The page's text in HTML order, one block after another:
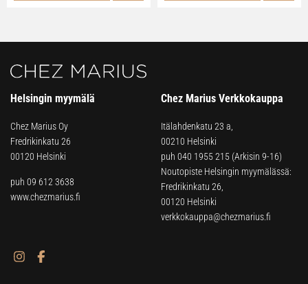
Helsingin myymälä
Chez Marius Oy
Fredrikinkatu 26
00120 Helsinki
puh 09 612 3638
www.chezmarius.fi
Chez Marius Verkkokauppa
Itälahdenkatu 23 a,
00210 Helsinki
puh 040 1955 215 (Arkisin 9-16)
Noutopiste Helsingin myymälässä:
Fredrikinkatu 26,
00120 Helsinki
verkkokauppa@chezmarius.fi